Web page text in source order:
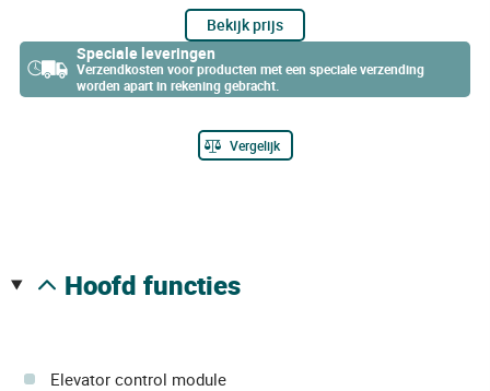
Bekijk prijs
Speciale leveringen
Verzendkosten voor producten met een speciale verzending
worden apart in rekening gebracht.
Vergelijk
hoofd functies
Elevator control module